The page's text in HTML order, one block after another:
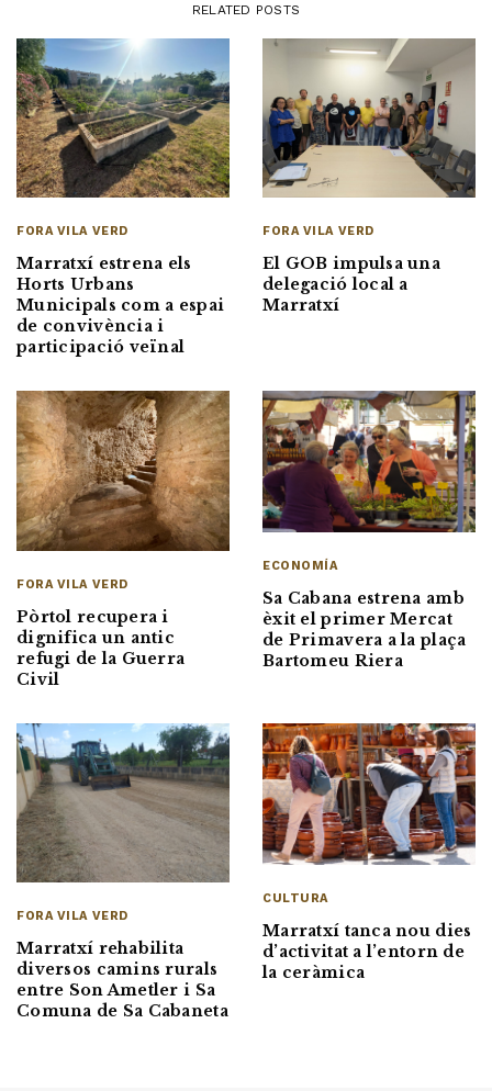
RELATED POSTS
FORA VILA VERD
Marratxí estrena els
Horts Urbans
Municipals com a espai
de convivència i
participació veïnal
FORA VILA VERD
El GOB impulsa una
delegació local a
Marratxí
FORA VILA VERD
Pòrtol recupera i
dignifica un antic
refugi de la Guerra
Civil
ECONOMÍA
Sa Cabana estrena amb
èxit el primer Mercat
de Primavera a la plaça
Bartomeu Riera
FORA VILA VERD
Marratxí rehabilita
diversos camins rurals
entre Son Ametler i Sa
Comuna de Sa Cabaneta
CULTURA
Marratxí tanca nou dies
d’activitat a l’entorn de
la ceràmica